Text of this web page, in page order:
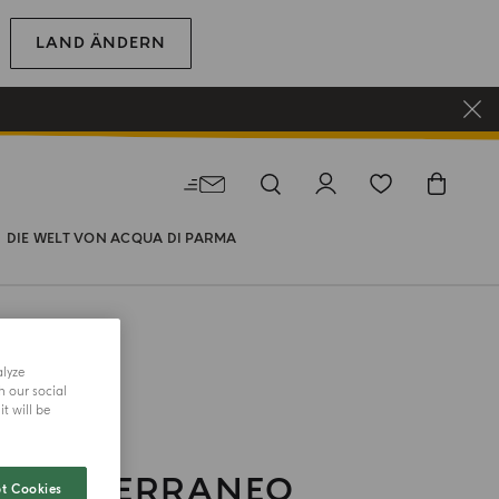
LAND ÄNDERN
DIE WELT VON ACQUA DI PARMA
MEDITERRANEO
our social
will be
Cookies